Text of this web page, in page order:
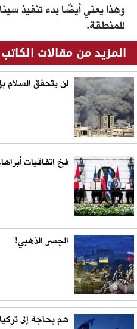
وهذا يعني أيضًا بدء تنفيذ
للمنطقة.
المزيد من مقالات الكاتب
لن يتحقق السلام
فخ اتفاقيات
الجسر الذهبي!
هم بحاجة إلى